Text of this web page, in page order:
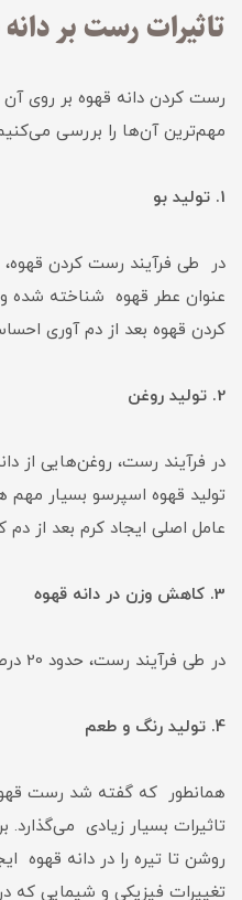
تاثیرات رست بر
رست کردن دانه قهوه بر روی آن
مهم‌ترین آن‌ها را بررسی
1. تولید بو
در طی فرآیند رست کردن قهوه،
عنوان عطر قهوه شناخته شده
کردن قهوه بعد از دم آوری
2. تولید روغن
در فرآیند رست، روغن‌هایی از
تولید قهوه اسپرسو بسیار
عامل اصلی ایجاد کرم بعد از
3. کاهش وزن در دانه قهوه
در طی فرآیند رست، حدود 20 درصد از وزن دانه قهوه کاهش میابد.
4. تولید رنگ و طعم
همانطور که گفته شد رست
تاثیرات بسیار زیادی می‌گذارد.
روشن تا تیره را در دانه قهوه
تغییرات فیزیکی و شیمایی که